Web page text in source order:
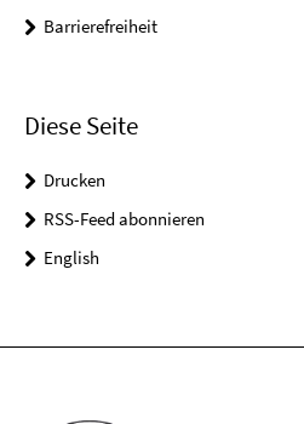
Barrierefreiheit
Diese Seite
Drucken
RSS-Feed abonnieren
English